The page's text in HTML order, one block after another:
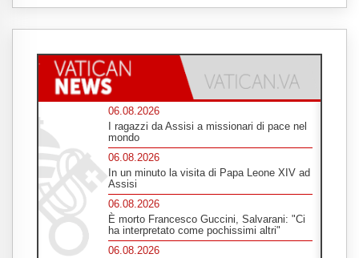
06.08.2026
I ragazzi da Assisi a missionari di pace nel
mondo
06.08.2026
In un minuto la visita di Papa Leone XIV ad
Assisi
06.08.2026
È morto Francesco Guccini, Salvarani: "Ci
ha interpretato come pochissimi altri"
06.08.2026